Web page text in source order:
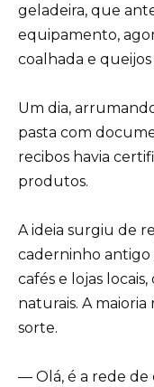
geladeira, que
equipamento,
coalhada e queijos
Um dia,
pasta com
recibos havia
produtos.
A ideia surgiu de
caderninho
cafés e lojas
naturais. A
sorte.
— Olá, é a rede de